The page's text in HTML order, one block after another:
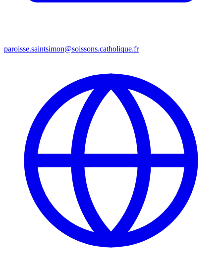
paroisse.saintsimon@soissons.catholique.fr